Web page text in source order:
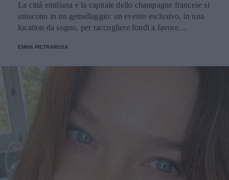
La città emiliana e la capitale dello champagne francese si
uniscono in un gemellaggio: un evento esclusivo, in una
location da sogno, per raccogliere fondi a favore
EMMA PIETRAROSA